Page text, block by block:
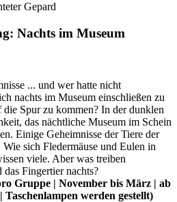
Nachts im Museum
... und wer hatte nicht
nachts im Museum einschließen zu
die Spur zu kommen? In der dunklen
das nächtliche Museum im Schein
Einige Geheimnisse der Tiere der
sich Fledermäuse und Eulen in
viele. Aber was treiben
Fingertier nachts?
Gruppe | November bis März | ab
werden gestellt)